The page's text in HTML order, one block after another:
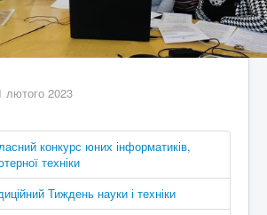
лютого 2023
конкурс юних інформатиків,
техніки
Тиждень науки і техніки